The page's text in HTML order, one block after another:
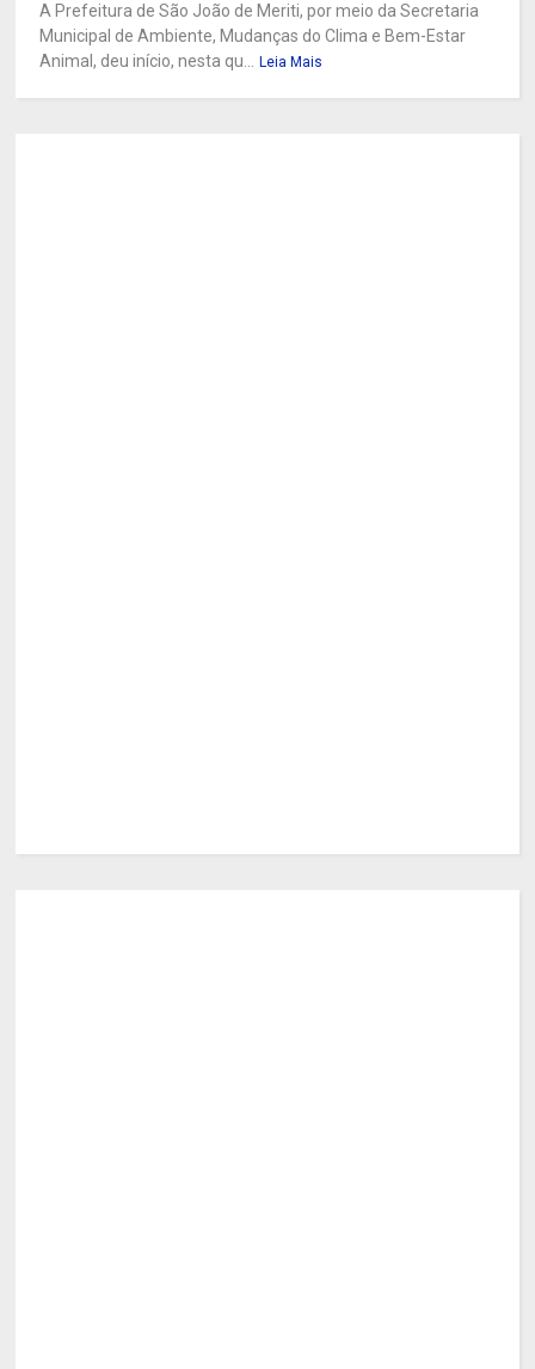
A Prefeitura de São João de Meriti, por meio da Secretaria
Municipal de Ambiente, Mudanças do Clima e Bem-Estar
Animal, deu início, nesta qu... Leia Mais